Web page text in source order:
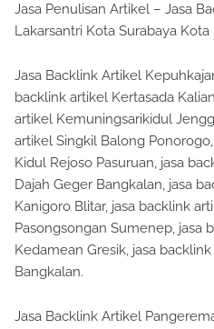
Jasa Penulisan Artikel – Jasa
Lakarsantri Kota Surabaya Kota
Jasa Backlink Artikel
backlink artikel Kertasada
artikel Kemuningsarikidul
artikel Singkil Balong
Kidul Rejoso Pasuruan, jasa
Dajah Geger Bangkalan, jasa
Kanigoro Blitar, jasa backlink
Pasongsongan Sumenep, jasa
Kedamean Gresik, jasa
Bangkalan.
Jasa Backlink Artikel